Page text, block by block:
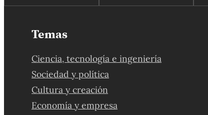
Temas
Ciencia, tecnología e ingeniería
Sociedad y política
Cultura y creación
Economía y empresa